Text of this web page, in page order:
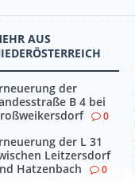
AUS
der
B 4 bei
0
der L 31
Leitzersdorf
Hatzenbach
0